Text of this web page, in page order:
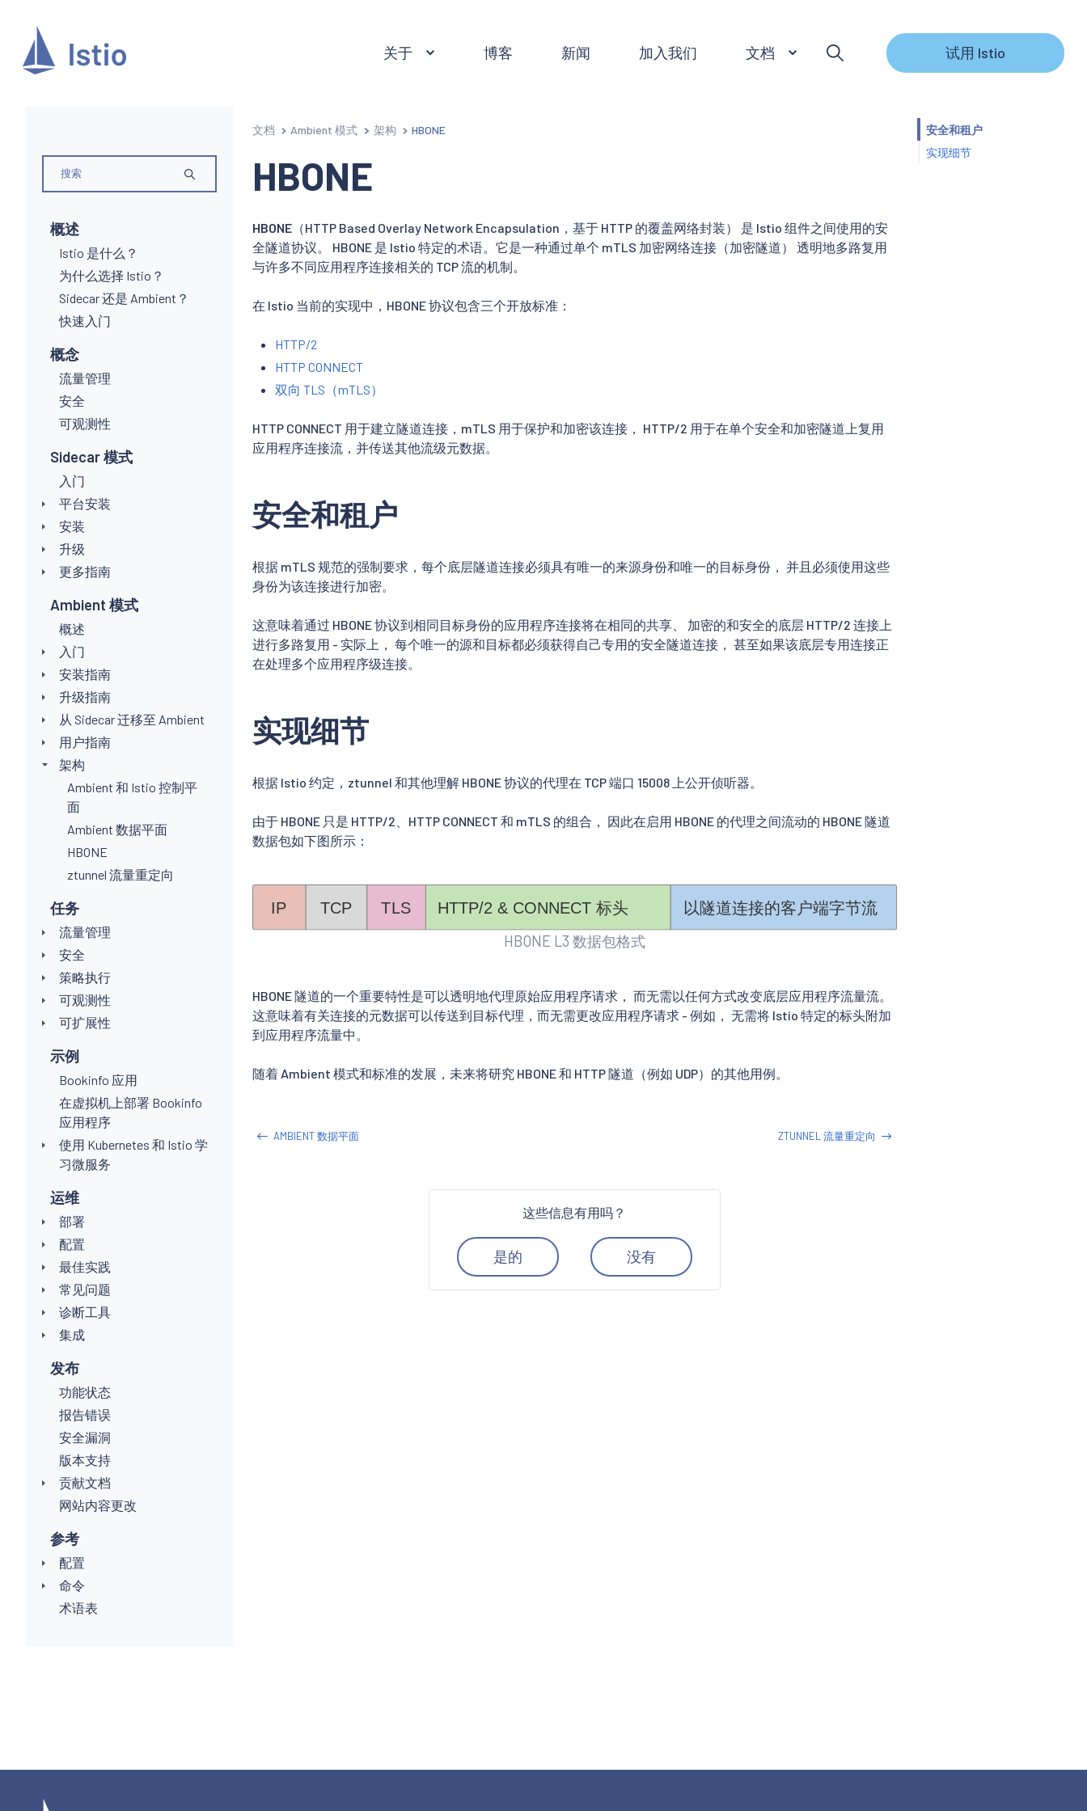
关于 博客 新闻 加入我们 文档 试用 Istio
概述
Istio 是什么？
为什么选择 Istio？
Sidecar 还是 Ambient？
快速入门
概念
流量管理
安全
可观测性
Sidecar 模式
入门
平台安装
安装
升级
更多指南
Ambient 模式
概述
入门
安装指南
升级指南
从 Sidecar 迁移至 Ambient
用户指南
架构
Ambient 和 Istio 控制平
面
Ambient 数据平面
HBONE
ztunnel 流量重定向
任务
流量管理
安全
策略执行
可观测性
可扩展性
示例
Bookinfo 应用
在虚拟机上部署 Bookinfo
应用程序
使用 Kubernetes 和 Istio 学
习微服务
运维
部署
配置
最佳实践
常见问题
诊断工具
集成
发布
功能状态
报告错误
安全漏洞
版本支持
贡献文档
网站内容更改
参考
配置
命令
术语表
文档 Ambient 模式 架构 HBONE
HBONE
HBONE （HTTP Based Overlay Network Encapsulation，基于 HTTP 的覆盖网络封装） 是 Istio 组件之间使用的安
全隧道协议。 HBONE 是 Istio 特定的术语。它是一种通过单个 mTLS 加密网络连接（加密隧道） 透明地多路复用
与许多不同应用程序连接相关的 TCP 流的机制。
在 Istio 当前的实现中，HBONE 协议包含三个开放标准：
HTTP/2
HTTP CONNECT
双向 TLS（mTLS）
HTTP CONNECT 用于建立隧道连接，mTLS 用于保护和加密该连接， HTTP/2 用于在单个安全和加密隧道上复用
应用程序连接流，并传送其他流级元数据。
安全和租户
根据 mTLS 规范的强制要求，每个底层隧道连接必须具有唯一的来源身份和唯一的目标身份， 并且必须使用这些
身份为该连接进行加密。
这意味着通过 HBONE 协议到相同目标身份的应用程序连接将在相同的共享、 加密的和安全的底层 HTTP/2 连接上
进行多路复用 - 实际上， 每个唯一的源和目标都必须获得自己专用的安全隧道连接， 甚至如果该底层专用连接正
在处理多个应用程序级连接。
实现细节
根据 Istio 约定，ztunnel 和其他理解 HBONE 协议的代理在 TCP 端口 15008 上公开侦听器。
由于 HBONE 只是 HTTP/2、HTTP CONNECT 和 mTLS 的组合， 因此在启用 HBONE 的代理之间流动的 HBONE 隧道
数据包如下图所示：
HBONE L3 数据包格式
HBONE 隧道的一个重要特性是可以透明地代理原始应用程序请求， 而无需以任何方式改变底层应用程序流量流。
这意味着有关连接的元数据可以传送到目标代理，而无需更改应用程序请求 - 例如， 无需将 Istio 特定的标头附加
到应用程序流量中。
随着 Ambient 模式和标准的发展，未来将研究 HBONE 和 HTTP 隧道（例如 UDP）的其他用例。
AMBIENT 数据平面 ZTUNNEL 流量重定向
这些信息有用吗？
是的 没有
安全和租户
实现细节